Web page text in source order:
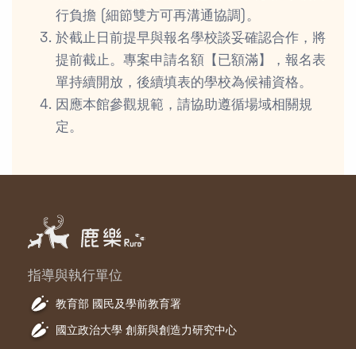
行負擔 (細節雙方可再溝通協調)。
於截止日前提早與報名學校談妥確認合作，將
提前截止。專案申請名額【已額滿】，報名表
單持續開放，後續填表的學校為候補資格。
因應本館參觀規範，請協助遵循場域相關規
定。
指導與執行單位
教育部 國民及學前教育署
國立政治大學 創新與創造力研究中心